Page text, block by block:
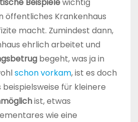
öffentliches Krankenhaus
macht. Zumindest dann,
ehrlich arbeitet und
begeht, was ja in
schon vorkam, ist es doch
beispielsweise für kleinere
ist, etwas
wie eine